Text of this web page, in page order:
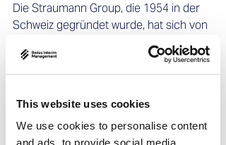
This website uses cookies
We use cookies to personalise content
and ads, to provide social media
Die Straumann Group, die 1954 in der
Schweiz gegründet wurde, hat sich von
einem kleinen Forschungsinstitut zu
einem grossen Akteur in der globalen
Dentalbranche entwickelt. Herr
Phasen der Unternehmensentwicklung
– von den Anfängen in einem